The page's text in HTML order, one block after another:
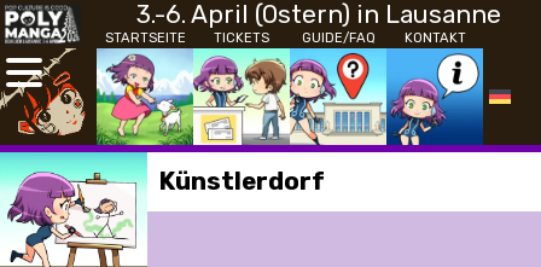
3.-6. April (Ostern) in Lausanne
STARTSEITE TICKETS GUIDE/FAQ KONTAKT
Künstlerdorf